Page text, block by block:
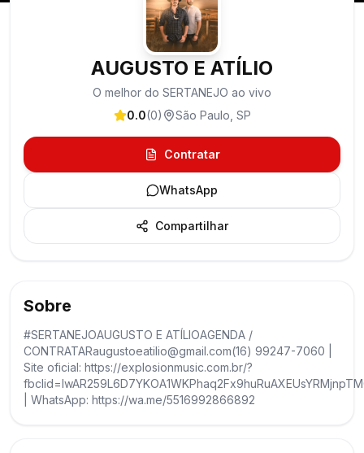
AUGUSTO E ATÍLIO
O melhor do SERTANEJO ao vivo
0.0(0) São Paulo SP
Contratar
WhatsApp
Compartilhar
Sobre
#SERTANEJOAUGUSTO E ATÍLIOAGENDA /
CONTRATARaugustoeatilio@gmail.com(16) 99247-7060 |
Site oficial: https://explosionmusic.com.br/?
| WhatsApp: https://wa.me/5516992866892